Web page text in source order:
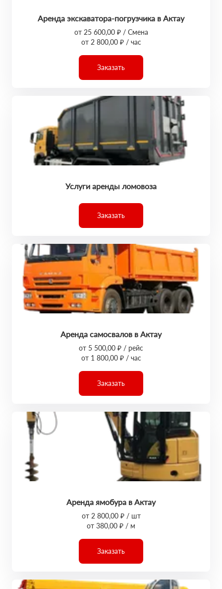
Аренда экскаватора-погрузчика в Актау
от 25 600,00 ₽ / Смена
от 2 800,00 ₽ / час
Заказать
Услуги аренды ломовоза
Заказать
Аренда самосвалов в Актау
от 5 500,00 ₽ / рейс
от 1 800,00 ₽ / час
Заказать
Аренда ямобура в Актау
от 2 800,00 ₽ / шт
от 380,00 ₽ / м
Заказать